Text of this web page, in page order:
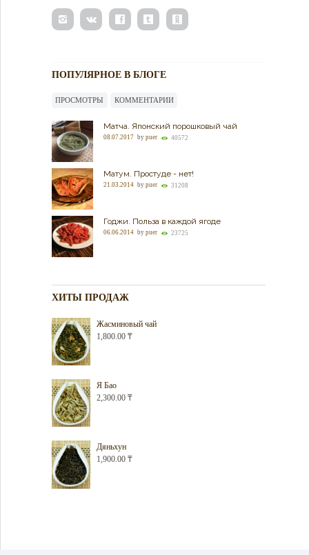
ПОПУЛЯРНОЕ В БЛОГЕ
ПРОСМОТРЫ КОММЕНТАРИИ
Матча. Японский порошковый чай
08.07.2017 by puer 40572
Матум. Простуде - нет!
21.03.2014 by puer 31208
Годжи. Польза в каждой ягоде
06.06.2014 by puer 23725
ХИТЫ ПРОДАЖ
Жасминовый чай
1,800.00 ₸
Я Бао
2,300.00 ₸
Дяньхун
1,900.00 ₸